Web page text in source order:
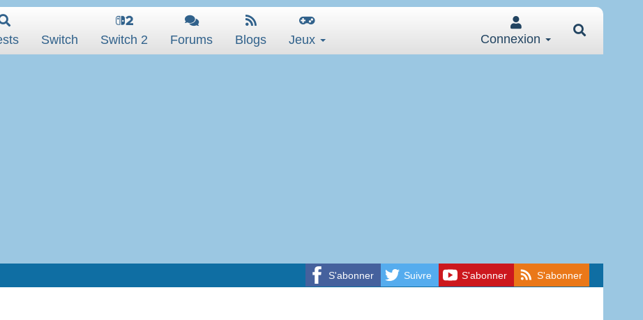
Switch Switch 2 Forums Blogs Jeux Connexion
S'abonner Suivre S'abonner S'abonner